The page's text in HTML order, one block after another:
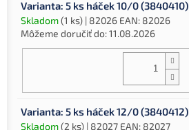
Varianta: 5 ks háček 10/0 (3840410)
Skladom(1 ks) | 82026 EAN: 82026
Môžeme doručiť do:11.08.2026
Varianta: 5 ks háček 12/0 (3840412)
Skladom(2 ks) | 82027 EAN: 82027